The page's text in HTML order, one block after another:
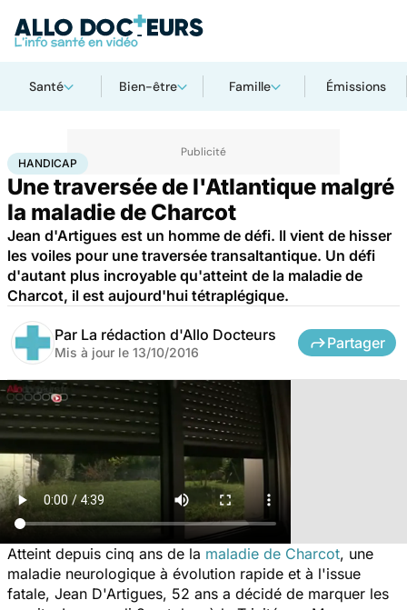
Santé Bien-être Famille Émissions
AccueilSanté Maladies
HANDICAP
Une traversée de l'Atlantique malgré
la maladie de Charcot
Jean d'Artigues est un homme de défi. Il vient de hisser
les voiles pour une traversée transaltantique. Un défi
d'autant plus incroyable qu'atteint de la maladie de
Charcot, il est aujourd'hui tétraplégique.
Par La rédaction d'Allo Docteurs
Mis à jour le 13/10/2016
Partager
Atteint depuis cinq ans de la maladie de Charcot, une
maladie neurologique à évolution rapide et à l'issue
fatale, Jean D'Artigues, 52 ans a décidé de marquer les